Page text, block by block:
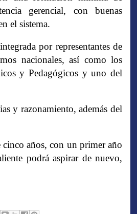
gerencial, con buenas
el sistema.
por representantes de
nacionales, así como los
y Pedagógicos y uno del
y razonamiento, además del
años, con un primer año
podrá aspirar de nuevo,